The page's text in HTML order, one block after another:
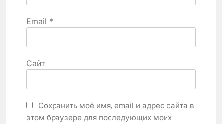
Email *
Сайт
Сохранить моё имя, email и адрес сайта в
этом браузере для последующих моих